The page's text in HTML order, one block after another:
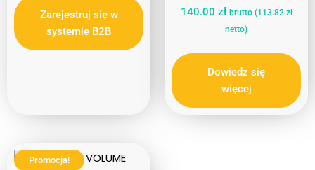
Zarejestruj się w
systemie B2B
140.00 zł brutto (113.82 zł
netto)
Dowiedz się
więcej
Promocja!